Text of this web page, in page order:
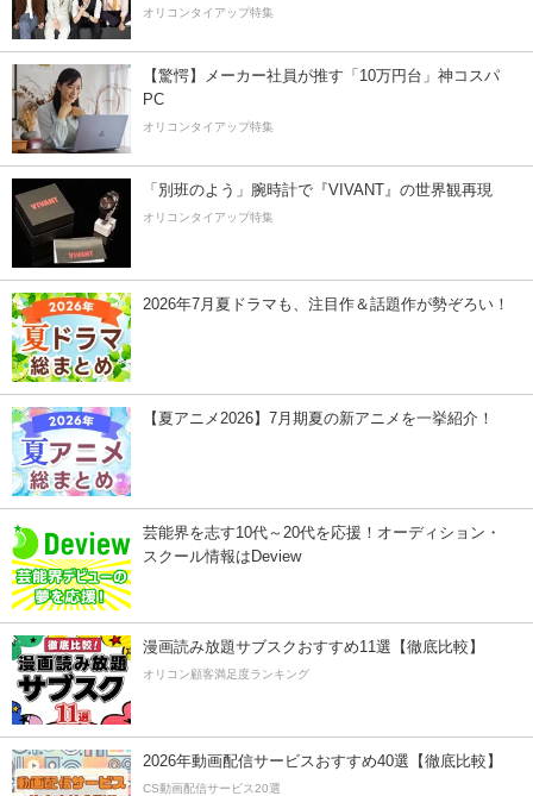
オリコンタイアップ特集
【驚愕】メーカー社員が推す「10万円台」神コスパ
PC
オリコンタイアップ特集
「別班のよう」腕時計で『VIVANT』の世界観再現
オリコンタイアップ特集
2026年7月夏ドラマも、注目作＆話題作が勢ぞろい！
【夏アニメ2026】7月期夏の新アニメを一挙紹介！
芸能界を志す10代～20代を応援！オーディション・
スクール情報はDeview
漫画読み放題サブスクおすすめ11選【徹底比較】
オリコン顧客満足度ランキング
2026年動画配信サービスおすすめ40選【徹底比較】
CS動画配信サービス20選